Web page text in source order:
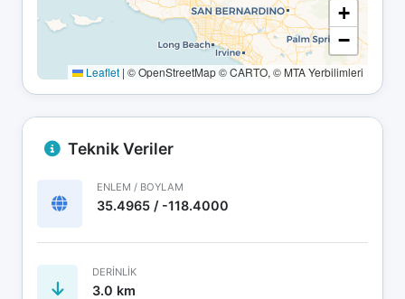
+
−
Leaflet | © OpenStreetMap © CARTO, © MTA Yerbilimleri
Teknik Veriler
ENLEM / BOYLAM
35.4965 / -118.4000
DERINLIK
3.0 km